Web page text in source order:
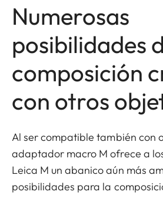
Numerosas
posibilidades
composición
con otros
Al ser compatible también con
adaptador macro M ofrece a
Leica M un abanico aún más
posibilidades para la